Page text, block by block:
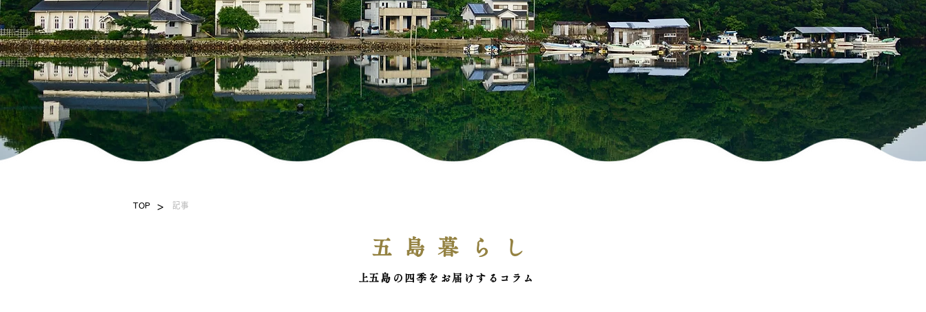
TOP > 記事
五島暮らし
​上五島の四季をお届けするコラム